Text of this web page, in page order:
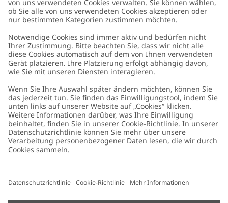
Kundenservice
Kontaktieren Sie uns
FAQ
Barrierefreiheit
Datenschutzrichtlinie
Cookie-Richtlinie
Über uns
Über Newbie
Nachhaltigkeit
Impressum
Presse
Germany Standort ändern
Cookies